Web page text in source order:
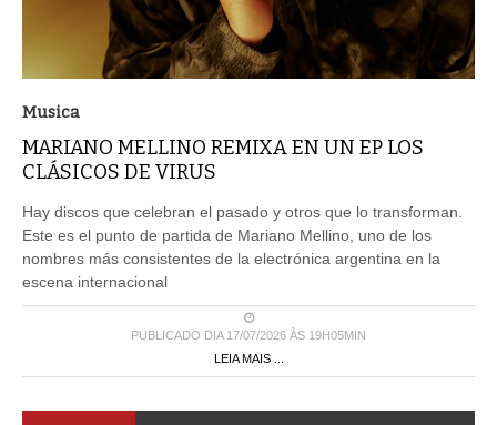
Musica
MARIANO MELLINO REMIXA EN UN EP LOS
CLÁSICOS DE VIRUS
Hay discos que celebran el pasado y otros que lo transforman.
Este es el punto de partida de Mariano Mellino, uno de los
nombres más consistentes de la electrónica argentina en la
escena internacional
PUBLICADO DIA 17/07/2026 ÀS 19H05MIN
LEIA MAIS ...